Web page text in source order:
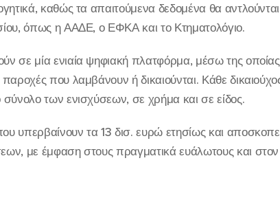
καθώς τα απαιτούμενα δεδομένα θα
όπως η ΑΑΔΕ, ο ΕΦΚΑ και το Κτηματολόγιο.
σε μία ενιαία ψηφιακή πλατφόρμα, μέσω της οποίας
που λαμβάνουν ή δικαιούνται. Κάθε
των ενισχύσεων, σε χρήμα και σε είδος.
υπερβαίνουν τα 13 δισ. ευρώ ετησίως και
με έμφαση στους πραγματικά ευάλωτους και